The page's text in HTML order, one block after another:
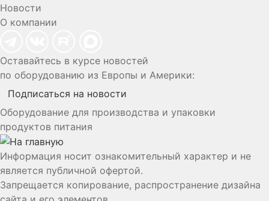
Новости
О компании
Оставайтесь в курсе новостей
по оборудованию из Европы и Америки:
Подписаться на новости
Оборудование для производства и упаковки
продуктов питания
Информация носит ознакомительный характер и не
является публичной офертой.
Запрещается копирование, распространение дизайна